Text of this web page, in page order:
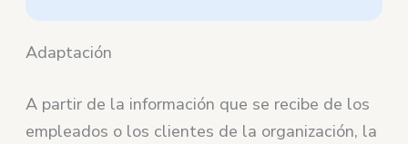
Adaptación
A partir de la información que se recibe de los
empleados o los clientes de la organización, la